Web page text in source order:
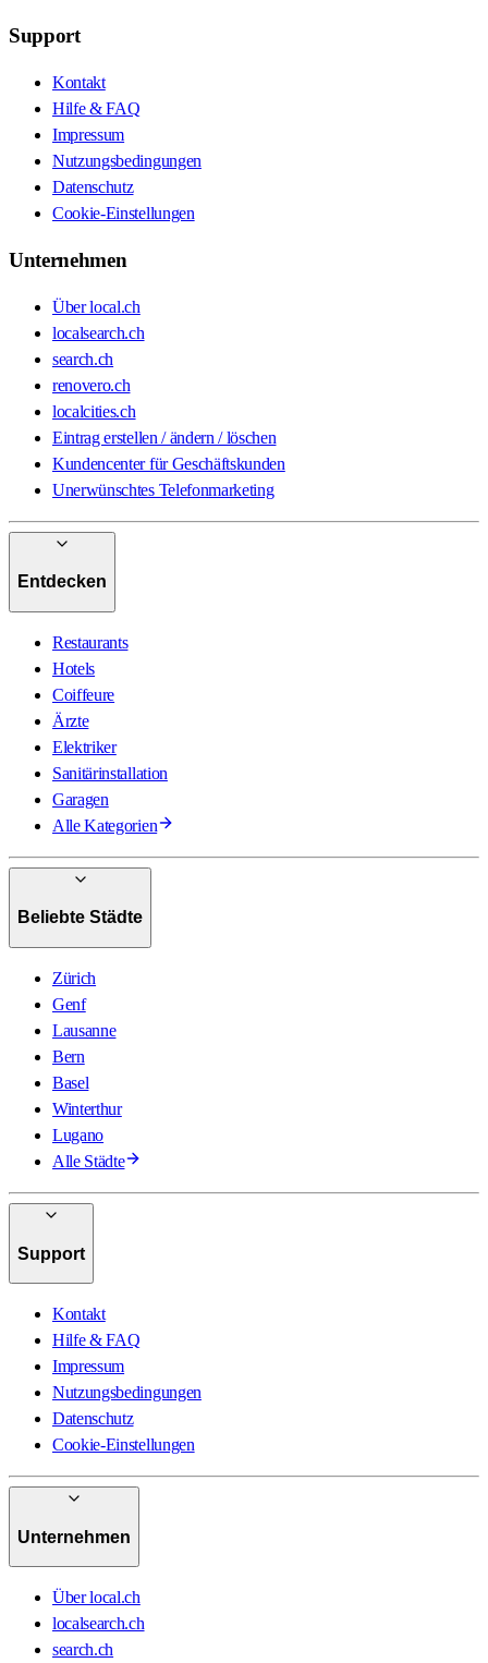
Support
Kontakt
Hilfe & FAQ
Impressum
Nutzungsbedingungen
Datenschutz
Cookie-Einstellungen
Unternehmen
Über local.ch
localsearch.ch
search.ch
renovero.ch
localcities.ch
Eintrag erstellen / ändern / löschen
Kundencenter für Geschäftskunden
Unerwünschtes Telefonmarketing
Entdecken
Restaurants
Hotels
Coiffeure
Ärzte
Elektriker
Sanitärinstallation
Garagen
Alle Kategorien
Beliebte Städte
Zürich
Genf
Lausanne
Bern
Basel
Winterthur
Lugano
Alle Städte
Support
Kontakt
Hilfe & FAQ
Impressum
Nutzungsbedingungen
Datenschutz
Cookie-Einstellungen
Unternehmen
Über local.ch
localsearch.ch
search.ch